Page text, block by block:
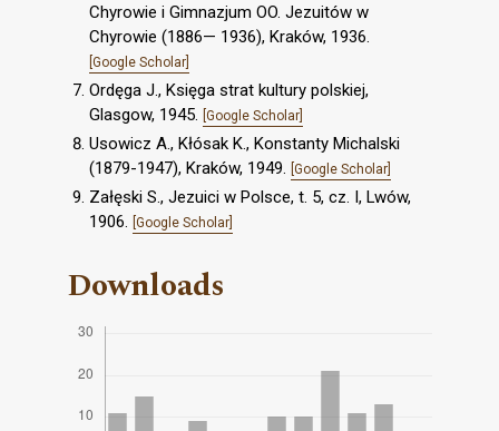
Chyrowie i Gimnazjum OO. Jezuitów w
Chyrowie (1886— 1936), Kraków, 1936.
[Google Scholar]
Ordęga J., Księga strat kultury polskiej,
Glasgow, 1945. [Google Scholar]
Usowicz A., Kłósak K., Konstanty Michalski
(1879-1947), Kraków, 1949. [Google Scholar]
Załęski S., Jezuici w Polsce, t. 5, cz. I, Lwów,
1906.
[Google Scholar]
Downloads